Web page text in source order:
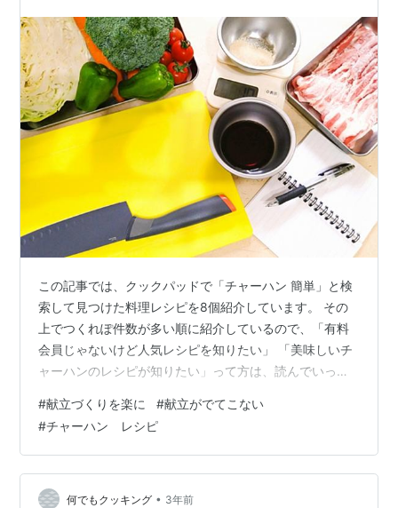
この記事では、クックパッドで「チャーハン 簡単」と検
索して見つけた料理レシピを8個紹介しています。 その
上でつくれぽ件数が多い順に紹介しているので、「有料
会員じゃないけど人気レシピを知りたい」 「美味しいチ
ャーハンのレシピが知りたい」って方は、読んでいって
ン ＜レシピ2＞コンソメで♡簡単レタスチャーハン ＜レ
シピ3＞5分で簡単朝食！ソーセージ炒飯 ＜レシピ4＞炊
飯器で簡単♪パラパラチャーハン ＜レシピ5＞魔法！？ラ
ーメン屋の本格パラパラ簡単炒飯 ＜レシピ6＞簡単パラ
パラ！かにかまチャーハン ＜レシピ7＞創味シャンタン
#献立づくりを楽に #献立がでてこない
#チャーハン レシピ
何でもクッキング • 3年前